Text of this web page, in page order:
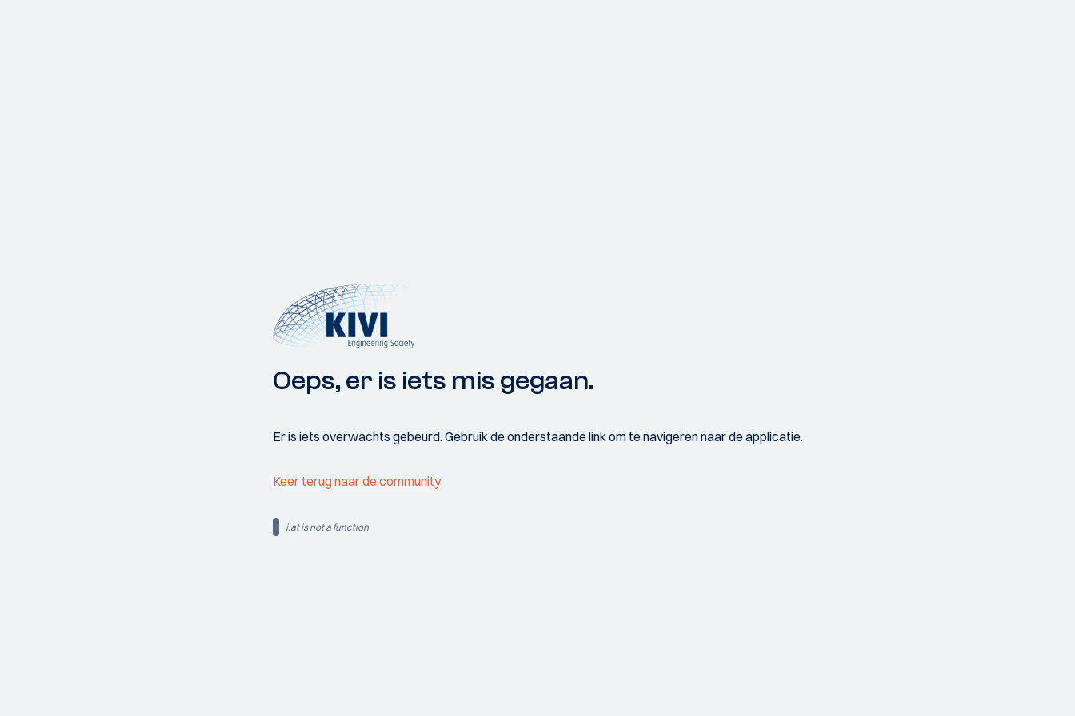
Oeps, er is iets mis gegaan.
Er is iets overwachts gebeurd. Gebruik de onderstaande link om te navigeren naar de applicatie.
Keer terug naar de community
i.at is not a function